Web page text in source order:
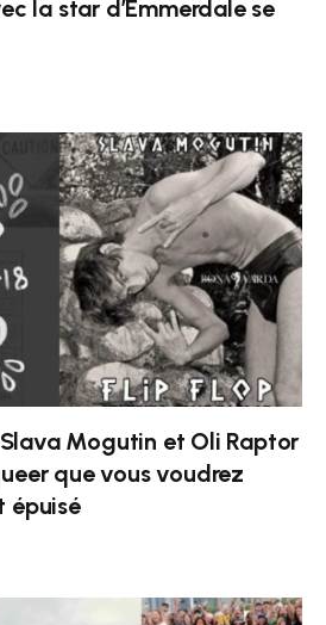
la star d’Emmerdale se
Slava Mogutin et Oli Raptor
que vous voudrez
épuisé